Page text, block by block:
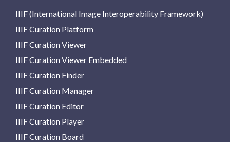
IIIF (International Image Interoperability Framework)
IIIF Curation Platform
IIIF Curation Viewer
IIIF Curation Viewer Embedded
IIIF Curation Finder
IIIF Curation Manager
IIIF Curation Editor
IIIF Curation Player
IIIF Curation Board